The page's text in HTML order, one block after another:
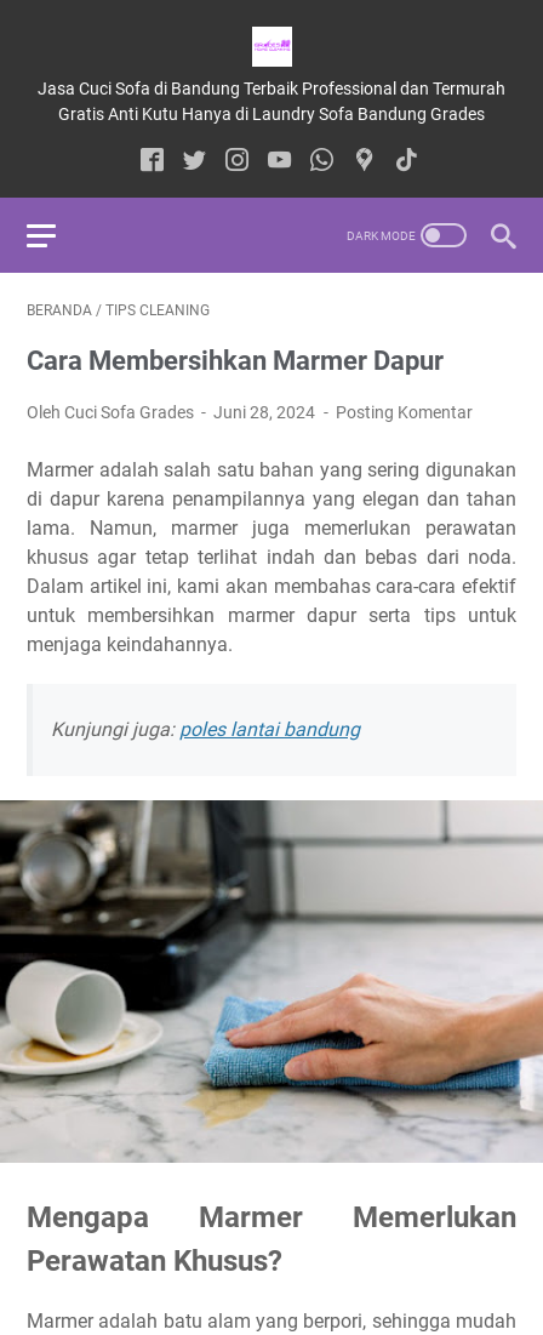
Jasa Cuci Sofa di Bandung Terbaik Professional dan Termurah
Gratis Anti Kutu Hanya di Laundry Sofa Bandung Grades
BERANDA / TIPS CLEANING
Cara Membersihkan Marmer Dapur
Oleh Cuci Sofa Grades Juni 28, 2024 Posting Komentar
Marmer adalah salah satu bahan yang sering digunakan
di dapur karena penampilannya yang elegan dan tahan
lama. Namun, marmer juga memerlukan perawatan
khusus agar tetap terlihat indah dan bebas dari noda.
Dalam artikel ini, kami akan membahas cara-cara efektif
untuk membersihkan marmer dapur serta tips untuk
menjaga keindahannya.
Kunjungi juga: poles lantai bandung
Mengapa Marmer Memerlukan
Perawatan Khusus?
Marmer adalah batu alam yang berpori, sehingga mudah